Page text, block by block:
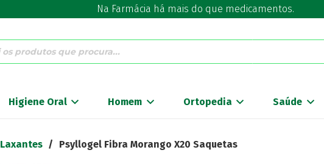
Na Farmácia há mais do que medicamentos.
Higiene Oral Homem Ortopedia Saúde
Laxantes / Psyllogel Fibra Morango X20 Saquetas